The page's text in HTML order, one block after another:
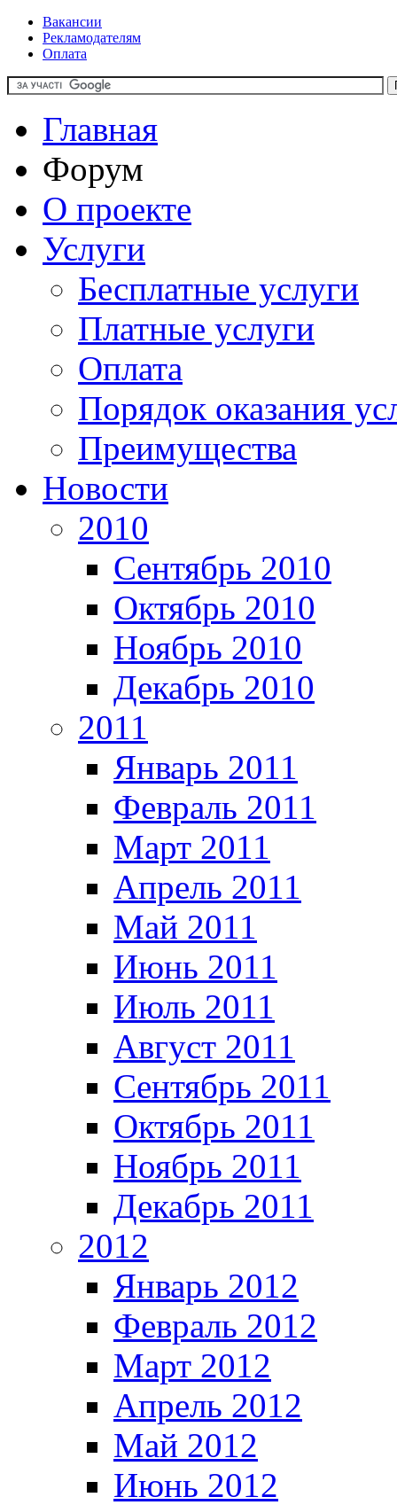
Вакансии
Рекламодателям
Оплата
Главная
Форум
О проекте
Услуги
Бесплатные услуги
Платные услуги
Оплата
Порядок оказания
Преимущества
Новости
2010
Сентябрь 2010
Октябрь 2010
Ноябрь 2010
Декабрь 2010
2011
Январь 2011
Февраль 2011
Март 2011
Апрель 2011
Май 2011
Июнь 2011
Июль 2011
Август 2011
Сентябрь 2011
Октябрь 2011
Ноябрь 2011
Декабрь 2011
2012
Январь 2012
Февраль 2012
Март 2012
Апрель 2012
Май 2012
Июнь 2012